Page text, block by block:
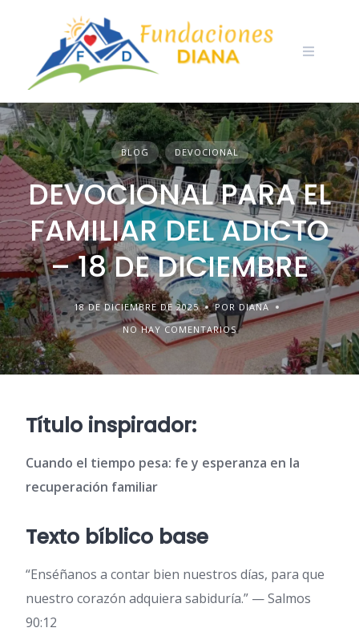
BLOG DEVOCIONAL
DEVOCIONAL PARA EL
FAMILIAR DEL ADICTO
– 18 DE DICIEMBRE
18 DE DICIEMBRE DE 2025
POR DIANA
NO HAY COMENTARIOS
Título inspirador:
Cuando el tiempo pesa: fe y esperanza en la
recuperación familiar
Texto bíblico base
“Enséñanos a contar bien nuestros días, para que
nuestro corazón adquiera sabiduría.” — Salmos
90:12